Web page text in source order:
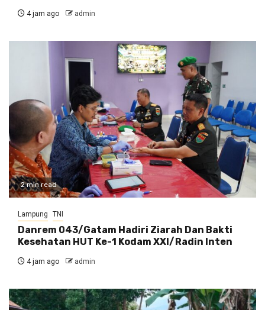
4 jam ago admin
2 min read
Lampung TNI
Danrem 043/Gatam Hadiri Ziarah Dan Bakti
Kesehatan HUT Ke-1 Kodam XXI/Radin Inten
4 jam ago admin